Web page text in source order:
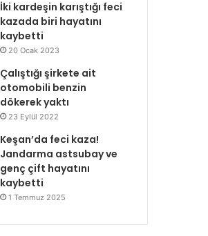
İki kardeşin karıştığı feci
kazada biri hayatını
kaybetti
20 Ocak 2023
Çalıştığı şirkete ait
otomobili benzin
dökerek yaktı
23 Eylül 2022
Keşan’da feci kaza!
Jandarma astsubay ve
genç çift hayatını
kaybetti
1 Temmuz 2025